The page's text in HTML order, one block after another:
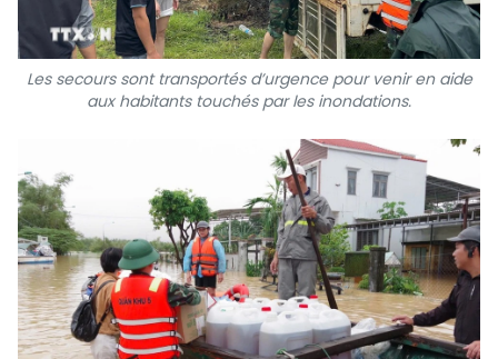
Les secours sont transportés d’urgence pour venir en aide
aux habitants touchés par les inondations.